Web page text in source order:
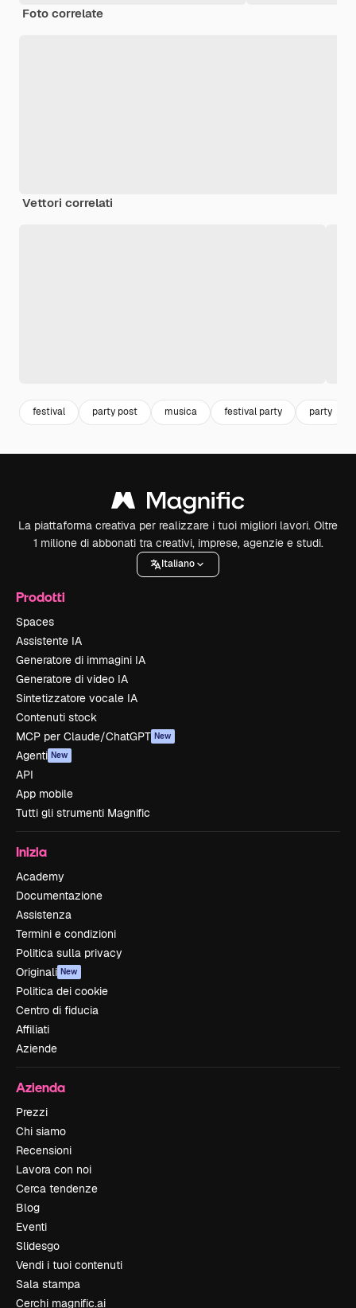
Foto correlate
Vettori correlati
festival party post musica festival party party
La piattaforma creativa per realizzare i tuoi migliori lavori. Oltre
1 milione di abbonati tra creativi, imprese, agenzie e studi.
Italiano
Prodotti
Spaces
Assistente IA
Generatore di immagini IA
Generatore di video IA
Sintetizzatore vocale IA
Contenuti stock
MCP per Claude/ChatGPT New
Agenti New
API
App mobile
Tutti gli strumenti Magnific
Inizia
Academy
Documentazione
Assistenza
Termini e condizioni
Politica sulla privacy
Originali New
Politica dei cookie
Centro di fiducia
Affiliati
Aziende
Azienda
Prezzi
Chi siamo
Recensioni
Lavora con noi
Cerca tendenze
Blog
Eventi
Slidesgo
Vendi i tuoi contenuti
Sala stampa
Cerchi magnific.ai